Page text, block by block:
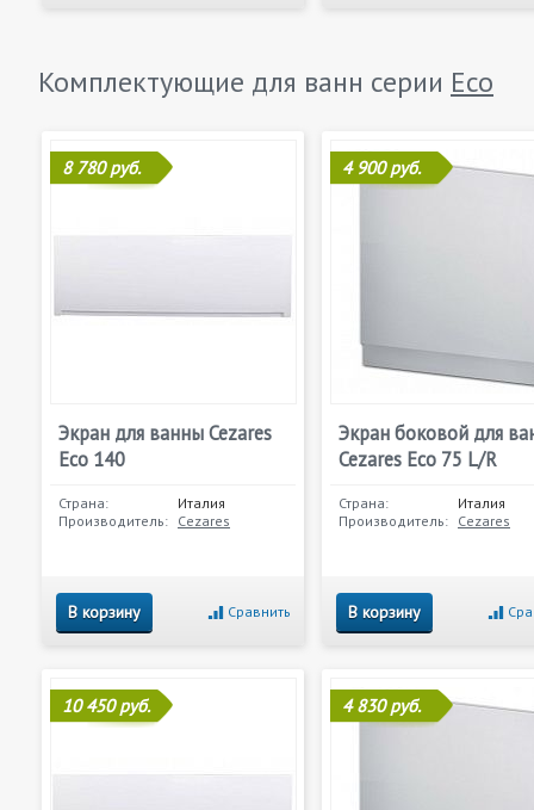
Комплектующие для ванн серии Eco
8 780 руб.
Экран для ванны Cezares
Eco 140
Страна:
Италия
Производитель: Cezares
В корзину Сравнить
4 900 руб.
Экран боковой для
Cezares Eco 75 L/R
Страна:
Италия
Производитель: Cezares
В корзину
10 450 руб. 4 830 руб.